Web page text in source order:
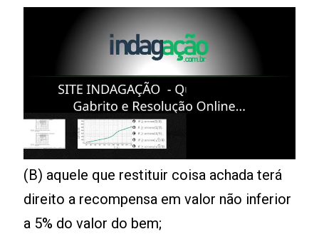
(B) aquele que restituir coisa achada terá
direito a recompensa em valor não inferior
a 5% do valor do bem;